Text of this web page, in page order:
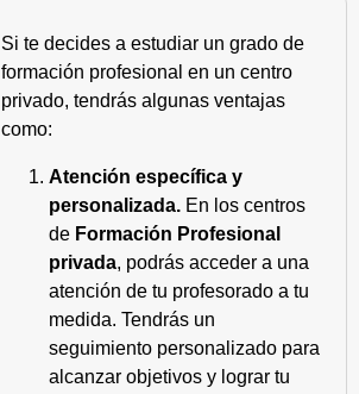
Si te decides a estudiar un grado de
formación profesional en un centro
privado, tendrás algunas ventajas
como:
Atención específica y
personalizada. En los centros
de Formación Profesional
privada, podrás acceder a una
atención de tu profesorado a tu
medida. Tendrás un
seguimiento personalizado para
alcanzar objetivos y lograr tu